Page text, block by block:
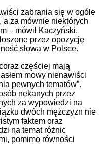
zabrania się w ogóle
a za mównie niektórych
– mówił Kaczyński,
przez opozycję
słowa w Polsce.
częściej mają
mowy nienawiści
pewnych tematów”.
nękanych przez
za wypowiedzi na
dwóch mężczyzn nie
faktem oraz
na temat różnic
pomimo równości